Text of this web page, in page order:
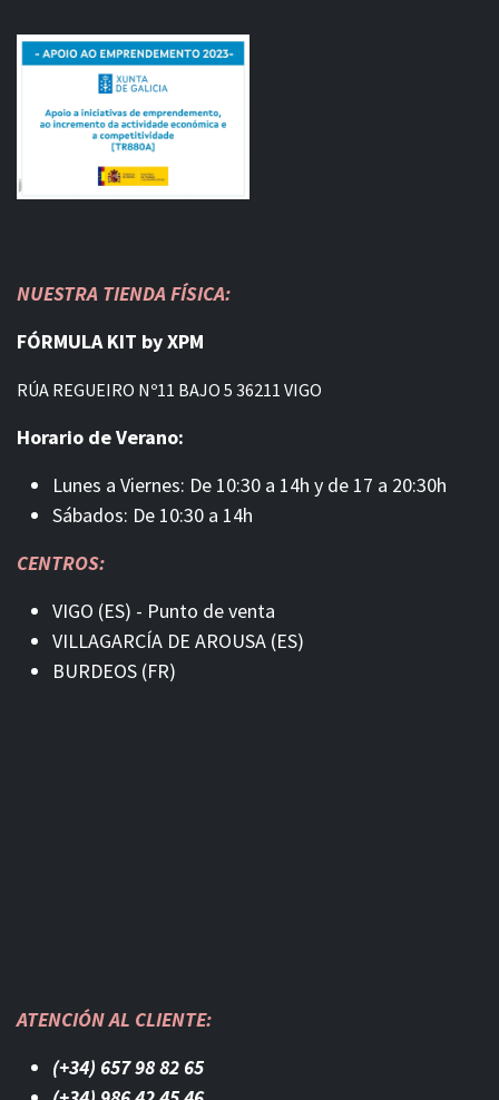
NUESTRA TIENDA FÍSICA:
FÓRMULA KIT by XPM
RÚA REGUEIRO Nº11 BAJO 5 36211 VIGO
Horario de Verano:
Lunes a Viernes: De 10:30 a 14h y de 17 a 20:30h
Sábados: De 10:30 a 14h
CENTROS:
VIGO (ES) - Punto de venta
VILLAGARCÍA DE AROUSA (ES)
BURDEOS (FR)
ATENCIÓN AL CLIENTE:
(+34) 657 98 82 65